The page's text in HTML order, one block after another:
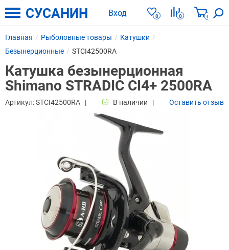
Вход 0 0 0
СУСАНИН
Главная Рыболовные товары
Катушки
Безынерционные
STCI42500RA
Катушка безынерционная
Shimano STRADIC CI4+ 2500RA
Артикул:STCI42500RA В наличии Оставить отзыв